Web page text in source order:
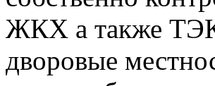
ЖКХ а также
дворовые